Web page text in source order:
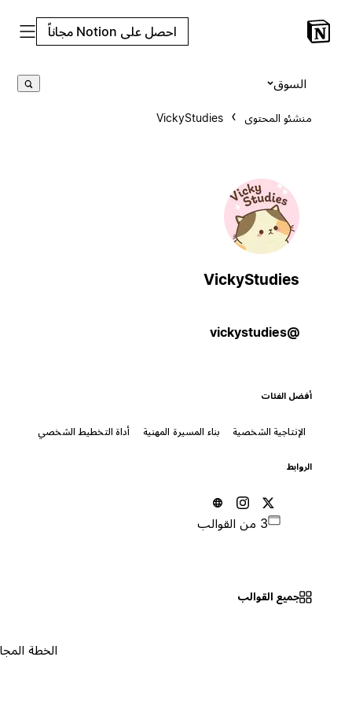
احصل على Notion مجاناً
منشئو المحتوى VickyStudies
VickyStudies
أفضل الفئات
الإنتاجية الشخصية بناء المسيرة المهنية أداة التخطيط الشخصي
جميع القوالب
الخطة المجانية ٠